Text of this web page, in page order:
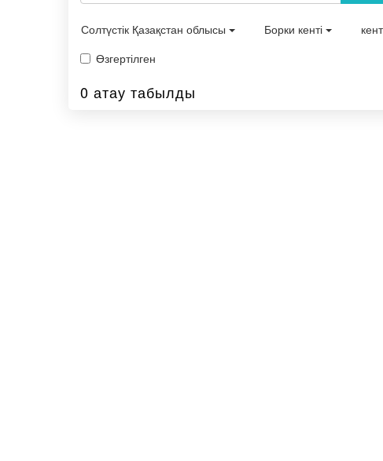
Солтүстік Қазақстан облысы Борки кенті
кент
Өзгертілген
0 атау табылды